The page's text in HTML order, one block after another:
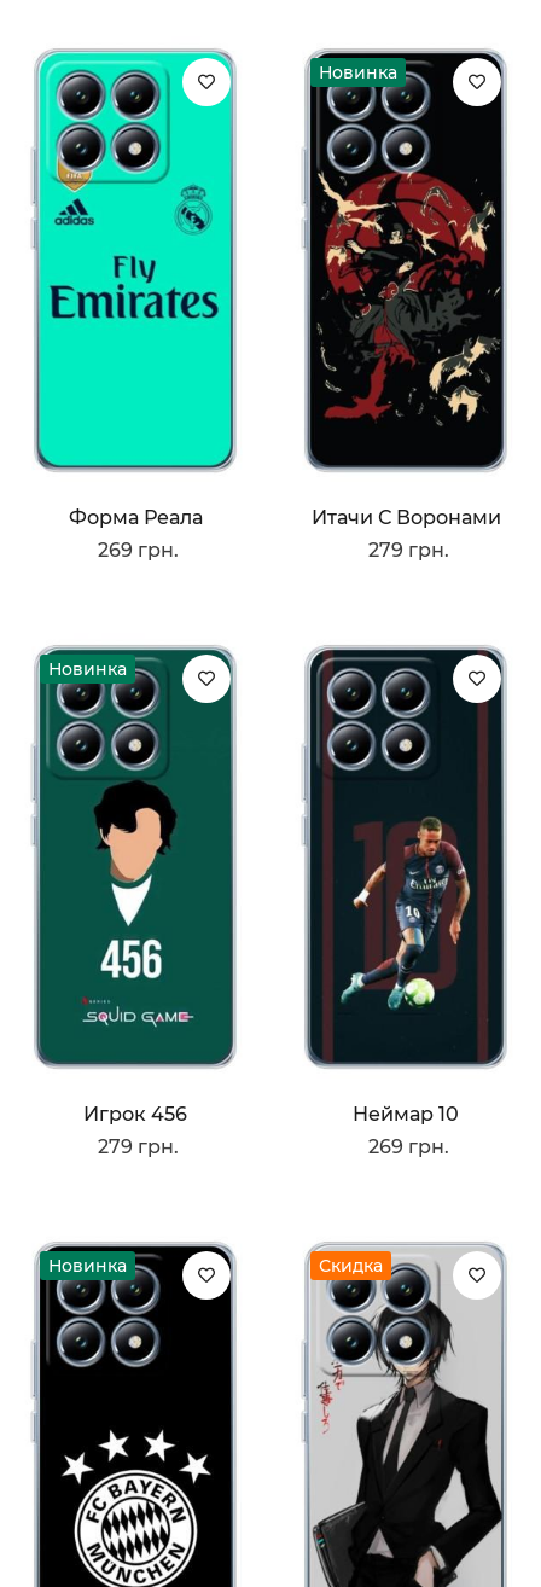
Форма Реала
269 грн.
Новинка
Итачи С Воронами
279 грн.
Новинка
Игрок 456
279 грн.
Неймар 10
269 грн.
Новинка Скидка